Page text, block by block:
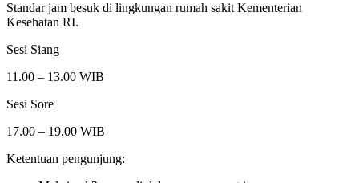
Standar jam besuk di lingkungan rumah sakit Kementerian
Kesehatan RI.
Sesi Siang
11.00 – 13.00 WIB
Sesi Sore
17.00 – 19.00 WIB
Ketentuan pengunjung: